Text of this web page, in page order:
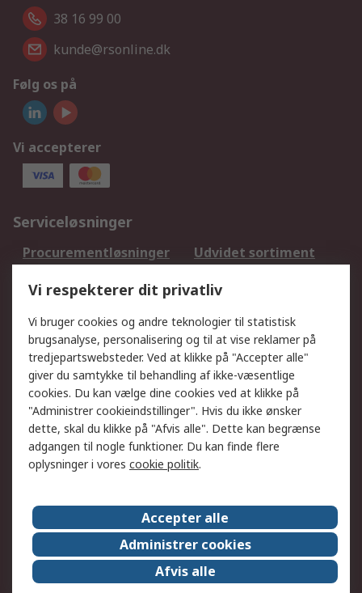
38 16 99 00
kunde@rsonline.dk
Følg os på
Vi accepterer
Serviceløsninger
Procurementløsninger
Udvidet sortiment
DesignSpark
Teknisk Support
Dit lokale salgsteam
Eksportløsninger
Support
Få hjælp
Returnering
Levering
Spor min ordre
Fakturakopi
Betalingsmuligheder
Fordele med Mit RS
Okdo
Om RS
Salgsbetingelser
Det juridiske
Pressecenter
Job hos RS
ESG
Vi respekterer dit privatliv
Vi bruger cookies og andre teknologier til statistisk
brugsanalyse, personalisering og til at vise reklamer på
tredjepartswebsteder. Ved at klikke på "Accepter alle"
giver du samtykke til behandling af ikke-væsentlige
cookies. Du kan vælge dine cookies ved at klikke på
"Administrer cookieindstillinger". Hvis du ikke ønsker
dette, skal du klikke på "Afvis alle". Dette kan begrænse
adgangen til nogle funktioner. Du kan finde flere
oplysninger i vores cookie politik.
Accepter alle
Administrer cookies
Afvis alle